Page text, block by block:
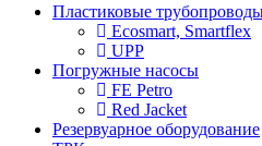
Пластиковые
Ecosmart, Smartflex
UPP
Погружные насосы
FE Petro
Red Jacket
Резервуарное оборудование